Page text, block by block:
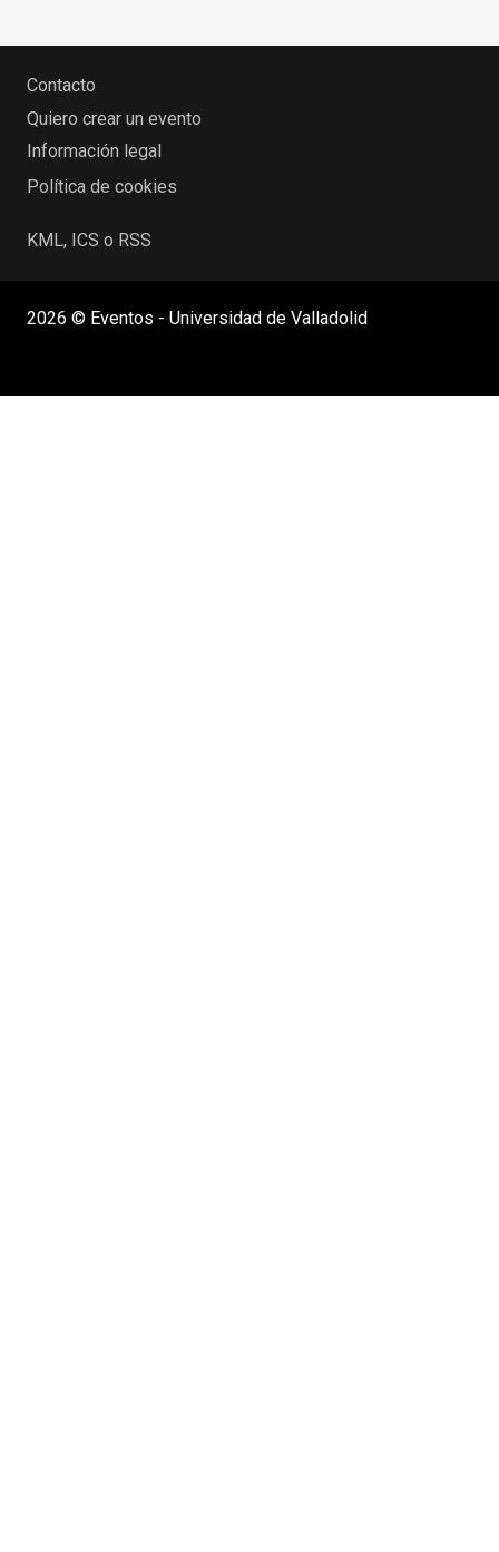
Contacto
Quiero crear un evento
Información legal
Política de cookies
KML, ICS o RSS
2026 © Eventos - Universidad de Valladolid